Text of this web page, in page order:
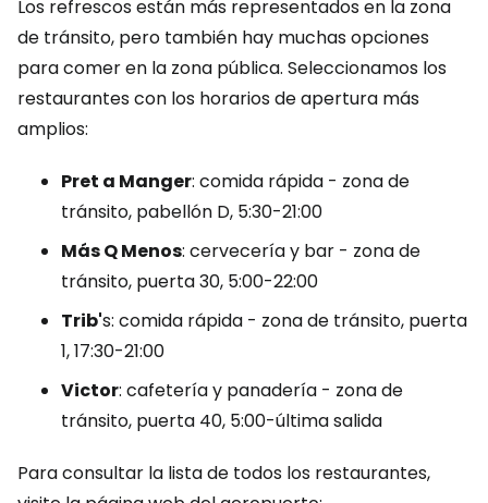
Los refrescos están más representados en la zona
de tránsito, pero también hay muchas opciones
para comer en la zona pública. Seleccionamos los
restaurantes con los horarios de apertura más
amplios:
Pret a Manger: comida rápida - zona de
tránsito, pabellón D, 5:30-21:00
Más Q Menos: cervecería y bar - zona de
tránsito, puerta 30, 5:00-22:00
Trib's: comida rápida - zona de tránsito, puerta
1, 17:30-21:00
Victor: cafetería y panadería - zona de
tránsito, puerta 40, 5:00-última salida
Para consultar la lista de todos los restaurantes,